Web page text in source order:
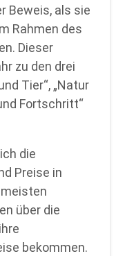
Beweis, als sie
Rahmen des
Dieser
zu den drei
Tier“, „Natur
Fortschritt“
die
Preise in
meisten
über die
bekommen.